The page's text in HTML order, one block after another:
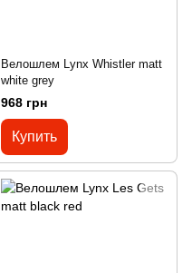
Велошлем Lynx Whistler matt
white grey
968 грн
Купить